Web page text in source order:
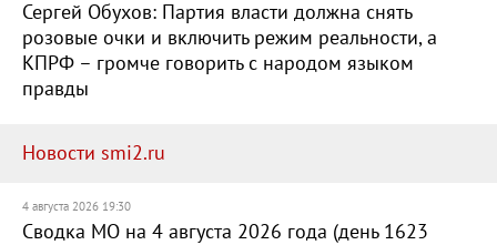
Сергей Обухов: Партия власти должна снять
розовые очки и включить режим реальности, а
КПРФ – громче говорить с народом языком
правды
Новости smi2.ru
4 августа 2026 19:30
Сводка МО на 4 августа 2026 года (день 1623